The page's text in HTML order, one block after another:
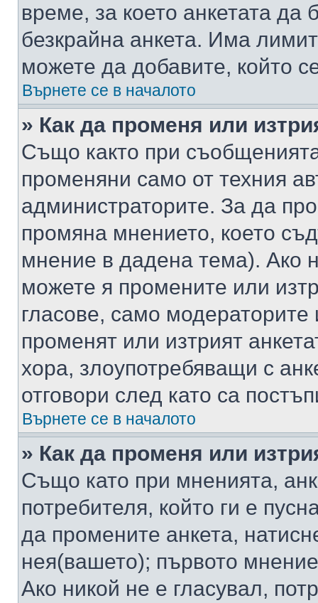
време, за което анкетата да
безкрайна анкета. Има
можете да добавите, който
Върнете се в началото
» Как да променя или
Също както при
променяни само от техния
администраторите. За да
промяна мнението, което
мнение в дадена тема). Ако
можете я промените или
гласове, само
променят или изтрият
хора, злоупотребяващи с
отговори след като са
Върнете се в началото
» Как да променя или
Също като при мненията,
потребителя, който ги е
да промените анкета,
нея(вашето); първото
Ако никой не е гласувал,